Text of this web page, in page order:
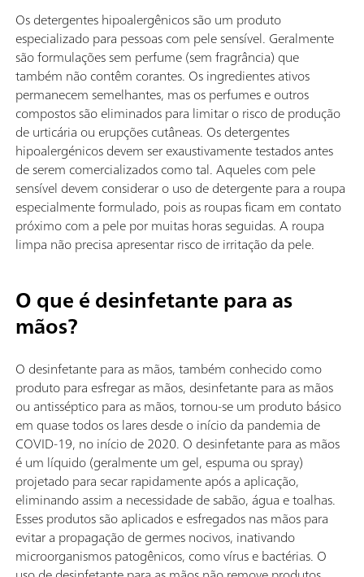
Os detergentes hipoalergênicos são um produto
especializado para pessoas com pele sensível. Geralmente
são formulações sem perfume (sem fragrância) que
também não contêm corantes. Os ingredientes ativos
permanecem semelhantes, mas os perfumes e outros
compostos são eliminados para limitar o risco de produção
de urticária ou erupções cutâneas. Os detergentes
hipoalergénicos devem ser exaustivamente testados antes
de serem comercializados como tal. Aqueles com pele
sensível devem considerar o uso de detergente para a roupa
especialmente formulado, pois as roupas ficam em contato
próximo com a pele por muitas horas seguidas. A roupa
limpa não precisa apresentar risco de irritação da pele.
O que é desinfetante para as
mãos?
O desinfetante para as mãos, também conhecido como
produto para esfregar as mãos, desinfetante para as mãos
ou antisséptico para as mãos, tornou-se um produto básico
em quase todos os lares desde o início da pandemia de
COVID-19, no início de 2020. O desinfetante para as mãos
é um líquido (geralmente um gel, espuma ou spray)
projetado para secar rapidamente após a aplicação,
eliminando assim a necessidade de sabão, água e toalhas.
Esses produtos são aplicados e esfregados nas mãos para
evitar a propagação de germes nocivos, inativando
microorganismos patogênicos, como vírus e bactérias. O